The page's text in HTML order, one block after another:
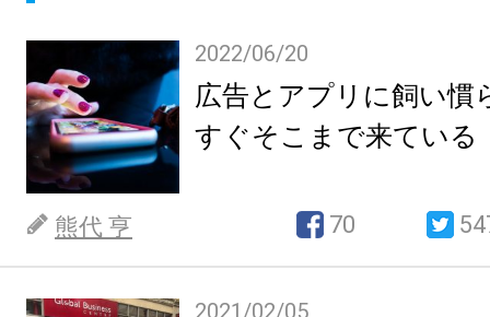
2022/06/20
広告とアプリに飼い慣
すぐそこまで来ている
熊代 亨 70
2021/02/05